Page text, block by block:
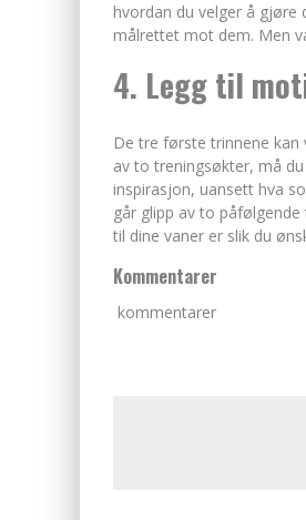
hvordan du velger å
målrettet mot dem. Men
4. Legg til
De tre første trinnene kan
av to treningsøkter, må
inspirasjon, uansett hva
går glipp av to
til dine vaner er slik du
Kommentarer
kommentarer